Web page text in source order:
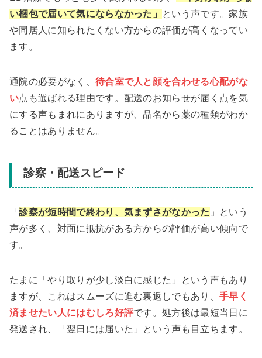
い梱包で届いて気にならなかった」
という声です。家族
や同居人に知られたくない方からの評価が高くなってい
ます。
通院の必要がなく、 待合室で人と顔を合わせる心配がな
い点も選ばれる理由です。配送のお知らせが届く点を気
にする声もまれにありますが、品名から薬の種類がわか
ることはありません。
診察・配送スピード
「診察が短時間で終わり、気まずさがなかった 」という
声が多く、対面に抵抗がある方からの評価が高い傾向で
す。
たまに「やり取りが少し淡白に感じた」という声もあり
ますが、これはスムーズに進む裏返しでもあり、手早く
済ませたい人にはむしろ好評です。処方後は最短当日に
発送され、「翌日には届いた」という声も目立ちます。